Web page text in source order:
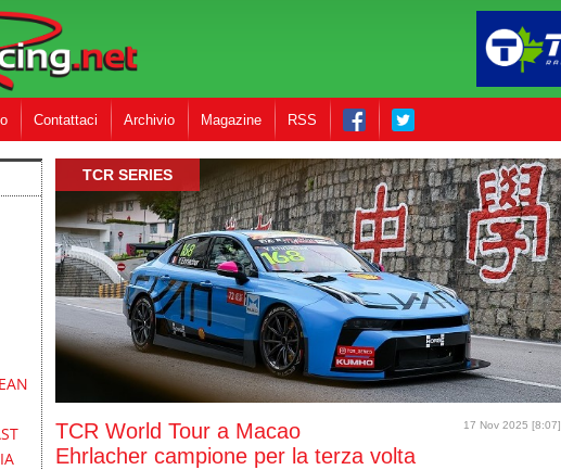
Contattaci Archivio Magazine RSS
TCR SERIES
17 Nov 2025 [8:07]
TCR World Tour a Macao
Ehrlacher campione per la terza volta